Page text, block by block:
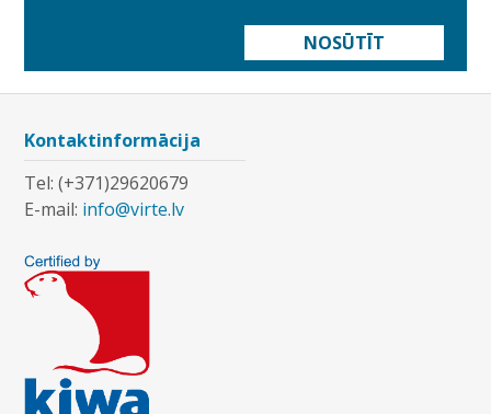
NOSŪTĪT
Kontaktinformācija
Tel: (+371)29620679
E-mail: info@virte.lv